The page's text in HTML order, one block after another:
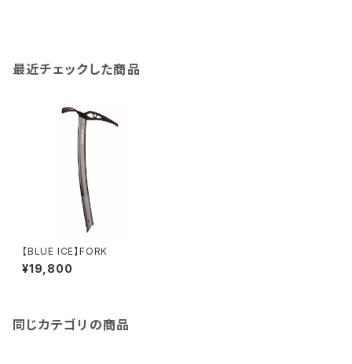
最近チェックした商品
【BLUE ICE】FORK
¥19,800
同じカテゴリの商品